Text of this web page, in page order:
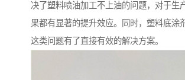
决了塑料喷油加工不上油的问题，对于生
果都有显著的提升效应。同时，塑料底涂
这类问题有了直接有效的解决方案。